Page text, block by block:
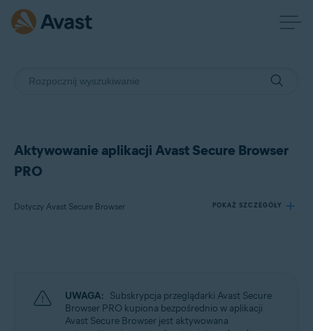
Aktywowanie aplikacji Avast Secure Browser
PRO
Dotyczy Avast Secure Browser POKAŻ SZCZEGÓŁY
Systemy operacyjne:
Windows, macOS, Android i iOS
UWAGA: Subskrypcja przeglądarki Avast Secure
Browser PRO kupiona bezpośrednio w aplikacji
Avast Secure Browser jest aktywowana